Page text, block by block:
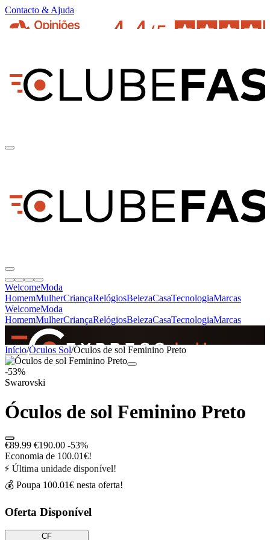
Contacto & Ajuda
WelcomeModa
HomemMulherCriançaRelógiosBelezaCasaTecnologiaMarcas
WelcomeModa
HomemMulherCriançaRelógiosBelezaCasaTecnologiaMarcas
SINCE 2005
Início/Óculos Sol/Óculos de sol Feminino Preto
-53%
Swarovski
Óculos de sol Feminino Preto
€89.99 €190.00 -53%
Economia de 100.01€!
⚡ Última unidade disponível!
💰 Poupa 100.01€ nesta oferta!
Oferta Disponível
CF